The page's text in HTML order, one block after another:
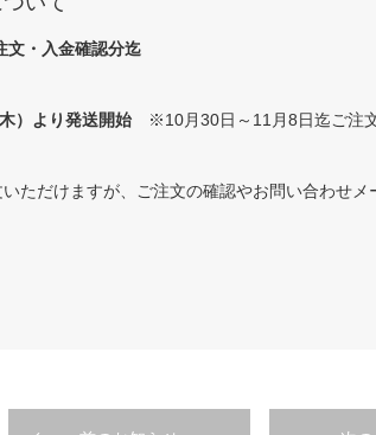
・入金確認分迄
）より発送開始 ※10月30日～11月8日迄ご注文
ただけますが、ご注文の確認やお問い合わせ